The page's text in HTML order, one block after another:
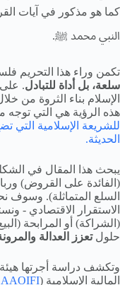
النبي محمد ﷺ.
تكمن وراء هذا التحريم
سلعة، بل أداة للتبادل. على
الإسلام بناء الثروة من
هذه الرؤية هي التي
للشريعة الإسلامية التي
الحديثة.
يبحث هذا المقال في
(الفائدة على القروض)
السلع المتماثلة). وسوف
الاستقرار الاقتصادي -
(الشراكة) أو المرابحة
حلولتعزز العدالة
وتكشف دراسة أجرتها
المالية الإسلامية (AAOIFI